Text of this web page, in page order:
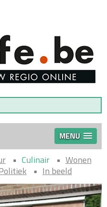
MENU
Culinair
Wonen
In beeld